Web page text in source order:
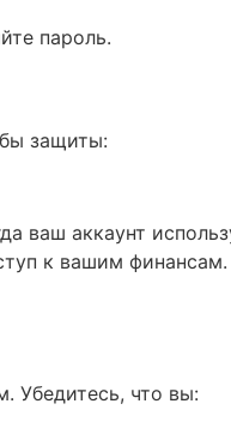
пароль.
защиты:
ваш аккаунт
к вашим финансам.
Убедитесь, что вы: